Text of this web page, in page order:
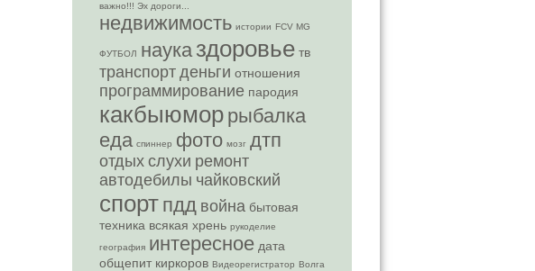
важно!!! Эх дороги...
недвижимость истории FCV MG
ФУТБОЛ наука здоровье тв
транспорт деньги отношения
программирование пародия
какбыюмор рыбалка
еда спиннер фото мозг дтп
отдых слухи ремонт
автодебилы чайковский
спорт пдд война бытовая
техника всякая хрень рукоделие
география интересное дата
общепит киркоров Видеорегистратор Волга